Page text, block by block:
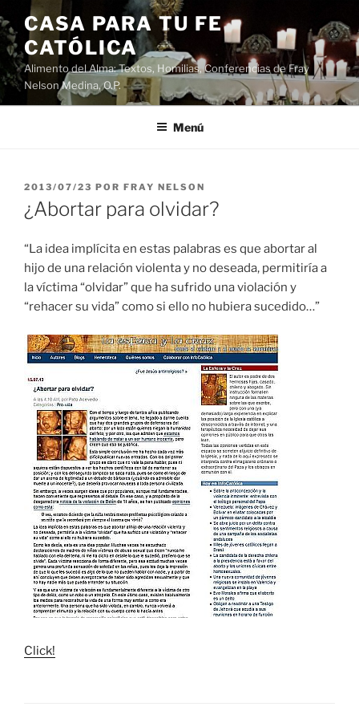
Saltar
al
contenido
CASA PARA TU FE
CATÓLICA
Alimento del Alma: Textos, Homilias, Conferencias de Fray
Nelson Medina, O.P.
Menú
PUBLICADO
2013/07/23 POR FRAY NELSON
¿Abortar para olvidar?
“La idea implícita en estas palabras es que abortar al
hijo de una relación violenta y no deseada, permitiría a
la víctima “olvidar” que ha sufrido una violación y
“rehacer su vida” como si ello no hubiera sucedido…”
Click!